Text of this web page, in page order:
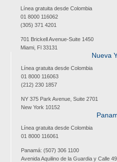
Línea gratuita desde Colombia
01 8000 116062
(305) 371 4201
701 Brickell Avenue-Suite 1450
Miami, Fl 33131
Nueva
Línea gratuita desde Colombia
01 8000 116063
(212) 230 1857
NY 375 Park Avenue, Suite 2701
New York 10152
Línea gratuita desde Colombia
01 8000 116061
Panamá: (507) 306 1100
Avenida Aquilino de la Guardia y Calle 49